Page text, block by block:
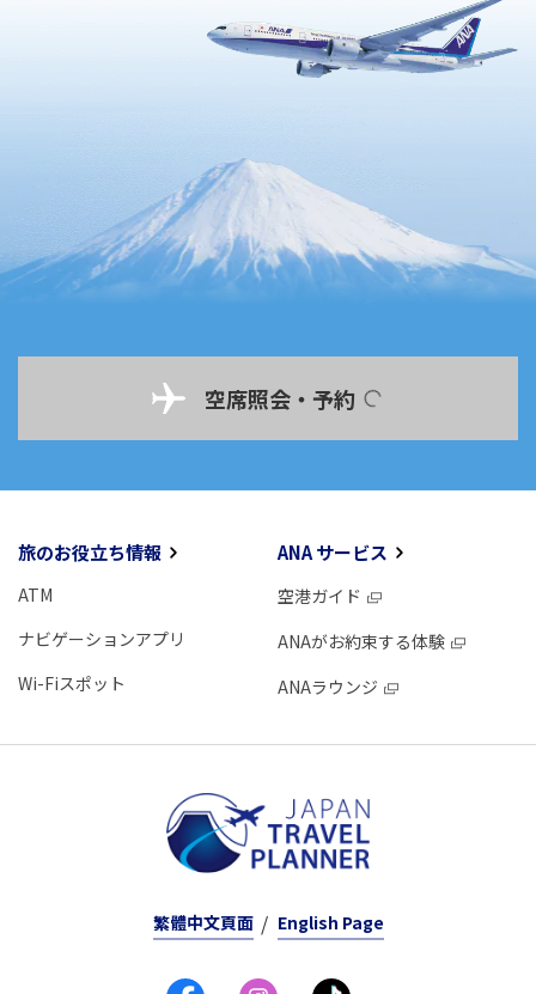
空席照会・予約
旅のお役立ち情報
ATM
ナビゲーションアプリ
Wi-Fiスポット
ANA サービス
空港ガイド
ANAがお約束する体験
ANAラウンジ
繁體中文頁面 English Page